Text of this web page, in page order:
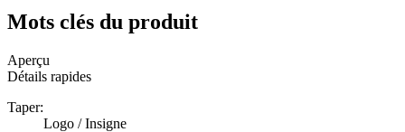
Mots clés du produit
Aperçu
Détails rapides
Taper:
Logo / Insigne